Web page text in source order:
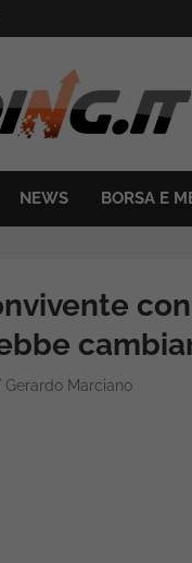
NEWS BORSA E
Gerardo Marciano